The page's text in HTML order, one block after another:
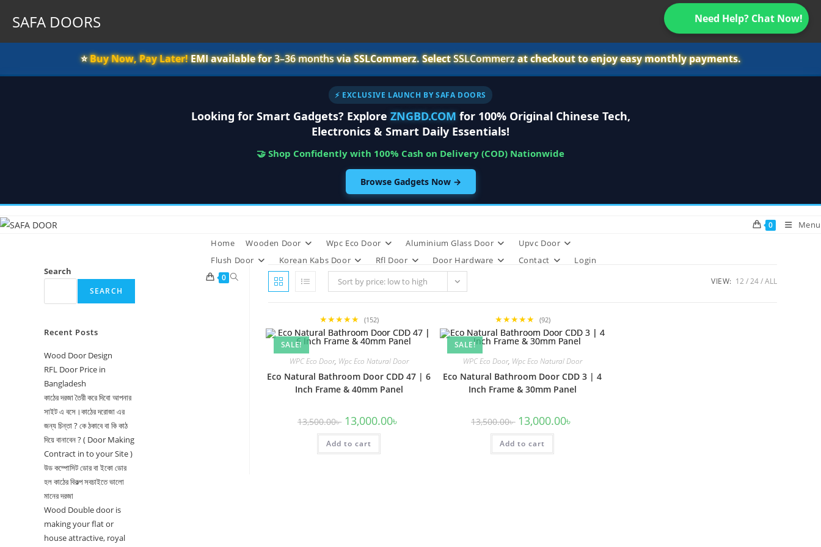
SAFA DOORS Need Help? Chat Now!
⭐️Buy Now, Pay Later!EMI available for3–36 monthsvia SSLCommerz. SelectSSLCommerzat checkout to enjoy easy monthly payments.
⚡ EXCLUSIVE LAUNCH BY SAFA DOORS
Looking for Smart Gadgets? Explore ZNGBD.COM for 100% Original Chinese Tech,
Electronics & Smart Daily Essentials!
🤝 Shop Confidently with 100% Cash on Delivery (COD) Nationwide
Browse Gadgets Now →
to
Home Wooden Door Wpc Eco Door Aluminium Glass Door
Upvc Door
Flush Door
Korean Kabs Door Rfl Door Door Hardware Contact Login
0 Toggle
0 Menu
Sort by price: low to high VIEW: 12 24 ALL
★★★★★ (152)
SALE!
WPC Eco Door, Wpc Eco Natural Door
Eco Natural Bathroom Door CDD 47 | 6
Inch Frame & 40mm Panel
13,500.00৳ Original
price
was:
13,500.00৳ .
13,000.00৳
Add to cart
★★★★★ (92)
SALE!
WPC Eco Door, Wpc Eco Natural Door
Eco Natural Bathroom Door CDD 3 | 4
Inch Frame & 30mm Panel
13,500.00৳ Original
price
was:
13,500.00৳ .
13,000.00৳
Add to cart
Search
SEARCH
Recent Posts
Wood Door Design
RFL Door Price in
Bangladesh
কাঠের দরজা তৈরী করে দিবো আপনার
সাইট এ বসে।কাঠের দরোজা এর
জন্য চিন্তা ? কে ঠকাবে বা কি কাঠ
দিয়ে বানাবেন ? ( Door Making
Contract in to your Site )
উড কম্পোসিট ডোর বা ইকো ডোর
হল কাঠের বিকল্প সবচাইতে ভালো
মানের দরজা
Wood Double door is
making your flat or
house attractive, royal